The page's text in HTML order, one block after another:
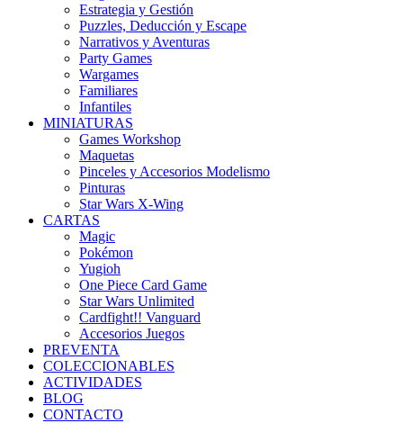
Estrategia y Gestión
Puzzles, Deducción y Escape
Narrativos y Aventuras
Party Games
Wargames
Familiares
Infantiles
MINIATURAS
Games Workshop
Maquetas
Pinceles y Accesorios Modelismo
Pinturas
Star Wars X-Wing
CARTAS
Magic
Pokémon
Yugioh
One Piece Card Game
Star Wars Unlimited
Cardfight!! Vanguard
Accesorios Juegos
PREVENTA
COLECCIONABLES
ACTIVIDADES
BLOG
CONTACTO